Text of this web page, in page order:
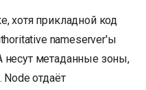
хотя прикладной код
nameserver'ы
несут метаданные зоны,
отдаёт